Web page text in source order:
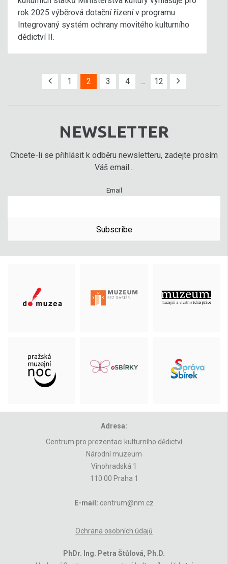
rok 2025 výběrová dotační řízení v programu
Integrovaný systém ochrany movitého kulturního
dědictví II.
1 2 3 4 … 12
NEWSLETTER
Chcete-li se přihlásit k odběru newsletteru, zadejte prosím
Váš email...
Email
Subscribe
Adresa:
Centrum pro prezentaci kulturního dědictví
Národní muzeum
Vinohradská 1
110 00 Praha 1
E-mail: centrum@nm.cz
Ochrana osobních údajů
PhDr. Ing. Petra Štůlová, Ph.D.